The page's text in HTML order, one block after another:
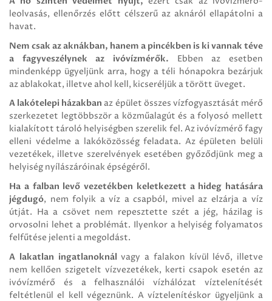
leolvasás, ellenőrzés előtt célszerű az aknáról ellapátolni a
havat.
Nem csak az aknákban, hanem a pincékben is ki vannak téve
a fagyveszélynek az ivóvízmérők. Ebben az esetben
mindenképp ügyeljünk arra, hogy a téli hónapokra bezárjuk
az ablakokat, illetve ahol kell, kicseréljük a törött üveget.
A lakótelepi házakban az épület összes vízfogyasztását mérő
szerkezetet legtöbbször a közműalagút és a folyosó mellett
kialakított tároló helyiségben szerelik fel. Az ivóvízmérő fagy
elleni védelme a lakóközösség feladata. Az épületen belüli
vezetékek, illetve szerelvények esetében győződjünk meg a
helyiség nyílászáróinak épségéről.
Ha a falban levő vezetékben keletkezett a hideg hatására
jégdugó, nem folyik a víz a csapból, mivel az elzárja a víz
útját. Ha a csövet nem repesztette szét a jég, házilag is
orvosolni lehet a problémát. Ilyenkor a helyiség folyamatos
felfűtése jelenti a megoldást.
A lakatlan ingatlanoknál vagy a falakon kívül lévő, illetve
nem kellően szigetelt vízvezetékek, kerti csapok esetén az
ivóvízmérő és a felhasználói vízhálózat víztelenítését
feltétlenül el kell végeznünk. A víztelenítéskor ügyeljünk a